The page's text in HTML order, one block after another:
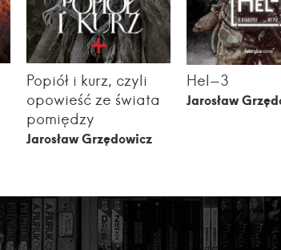
Popiół i kurz, czyli
opowieść ze świata
pomiędzy
Jarosław Grzędowicz
Hel-3
Jarosław